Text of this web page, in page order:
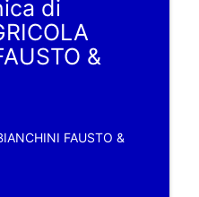
di
&
FAUSTO &